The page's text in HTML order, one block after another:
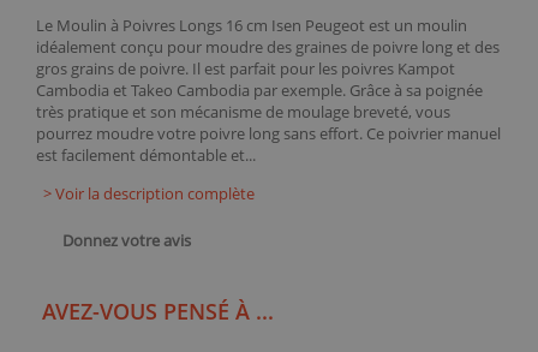
Le Moulin à Poivres Longs 16 cm Isen Peugeot est un moulin
idéalement conçu pour moudre des graines de poivre long et des
gros grains de poivre. Il est parfait pour les poivres Kampot
Cambodia et Takeo Cambodia par exemple. Grâce à sa poignée
très pratique et son mécanisme de moulage breveté, vous
pourrez moudre votre poivre long sans effort. Ce poivrier manuel
est facilement démontable et...
> Voir la description complète
Donnez votre avis
AVEZ-VOUS PENSÉ À ...